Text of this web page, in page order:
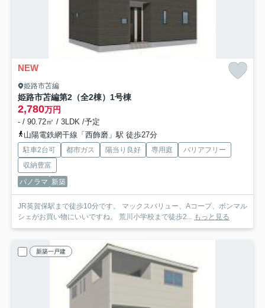
NEW
姫路市苫編
姫路市苫編第2（全2棟）1号棟
2,780万円
- / 90.72㎡ / 3LDK /予定
山陽電鉄網干線「西飾磨」駅 徒歩27分
駐車2台可 都市ガス 陽当り良好 専用庭
バリアフリー
収納豊富
パノラマ 新築
JR英賀保駅まで徒歩10分です。 マックスバリュー、Aコープ、ボンマル
シェがお買い物にいいですね。 荒川小学校まで徒歩2... もっと見る
新築一戸建